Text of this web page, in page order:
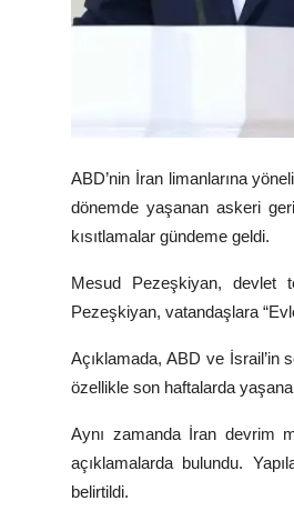
ABD’nin İran limanlarına
dönemde yaşanan askeri
kısıtlamalar gündeme geldi.
Mesud Pezeşkiyan, devlet
Pezeşkiyan, vatandaşlara
Açıklamada, ABD ve İsrail’in
özellikle son haftalarda
Aynı zamanda İran devrim
açıklamalarda bulundu.
belirtildi.